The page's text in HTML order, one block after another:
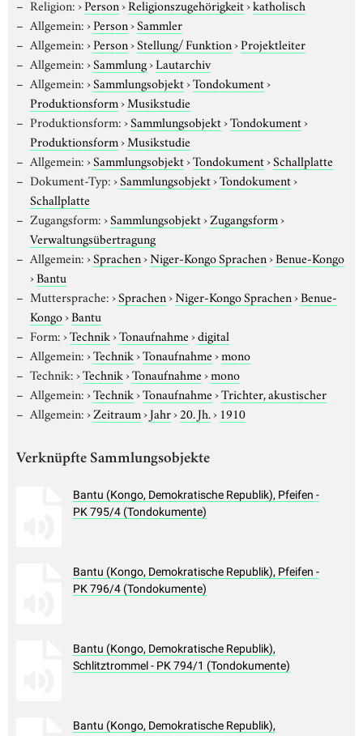
Religion:›Person›Religionszugehörigkeit›katholisch
Allgemein:›Person›Sammler
Allgemein:›Person›Stellung/ Funktion›Projektleiter
Allgemein:›Sammlung›Lautarchiv
Allgemein:›Sammlungsobjekt›Tondokument›
Produktionsform›Musikstudie
Produktionsform:›Sammlungsobjekt›Tondokument›
Produktionsform›Musikstudie
Allgemein:›Sammlungsobjekt›Tondokument›Schallplatte
Dokument-Typ:›Sammlungsobjekt›Tondokument›
Schallplatte
Zugangsform:›Sammlungsobjekt›Zugangsform›
Verwaltungsübertragung
Allgemein:›Sprachen›Niger-Kongo Sprachen›Benue-Kongo
›Bantu
Muttersprache:›Sprachen›Niger-Kongo Sprachen›Benue-
Kongo›Bantu
Form:›Technik›Tonaufnahme›digital
Allgemein:›Technik›Tonaufnahme›mono
Technik:›Technik›Tonaufnahme›mono
Allgemein:›Technik›Tonaufnahme›Trichter, akustischer
Allgemein:›Zeitraum›Jahr›20. Jh.› 1910
Verknüpfte Sammlungsobjekte
Bantu (Kongo, Demokratische Republik), Pfeifen -
PK 795/4 (Tondokumente)
Bantu (Kongo, Demokratische Republik), Pfeifen -
PK 796/4 (Tondokumente)
Bantu (Kongo, Demokratische Republik),
Schlitztrommel - PK 794/1 (Tondokumente)
Bantu (Kongo, Demokratische Republik),